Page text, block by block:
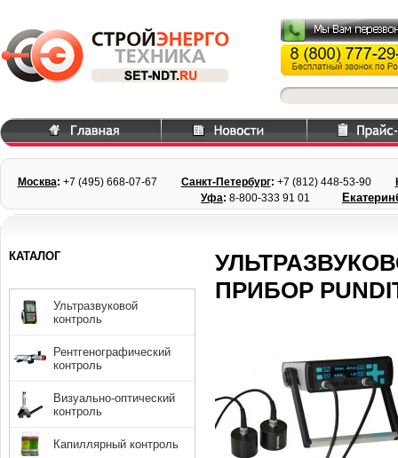
Москва: +7 (495) 668-07-67 Санкт-Петербург: +7 (812) 448-53-90
Уфа: 8-800-333 91 01
ПРИБОР
КАТАЛОГ
Ультразвуковой
контроль
Рентгенографический
контроль
Визуально-оптический
контроль
Капиллярный контроль